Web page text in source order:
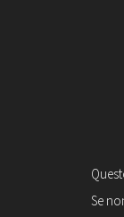
©
Se